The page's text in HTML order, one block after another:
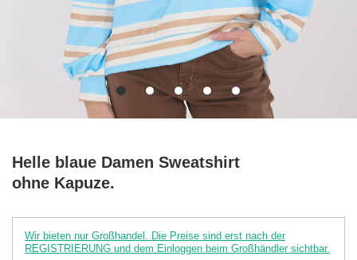
Helle blaue Damen Sweatshirt
ohne Kapuze.
Wir bieten nur Großhandel. Die Preise sind erst nach der
REGISTRIERUNG und dem Einloggen beim Großhändler sichtbar.